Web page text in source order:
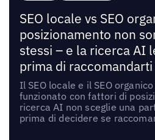
SEO locale vs SEO
posizionamento non
stessi – e la ricerca AI
prima di raccomandarti
Il SEO locale e il SEO
funzionato con fattori di
ricerca AI non sceglie una
prima di decidere se